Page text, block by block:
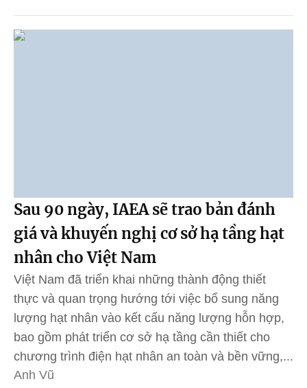
Sau 90 ngày, IAEA sẽ trao bản đánh
giá và khuyến nghị cơ sở hạ tầng hạt
nhân cho Việt Nam
Việt Nam đã triển khai những thành động thiết
thực và quan trọng hướng tới việc bổ sung năng
lượng hạt nhân vào kết cấu năng lượng hỗn hợp,
bao gồm phát triển cơ sở hạ tầng cần thiết cho
chương trình điện hạt nhân an toàn và bền vững,...
Anh Vũ